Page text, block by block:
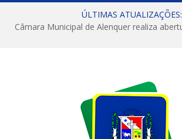
ÚLTIMAS ATUALIZAÇÕES: